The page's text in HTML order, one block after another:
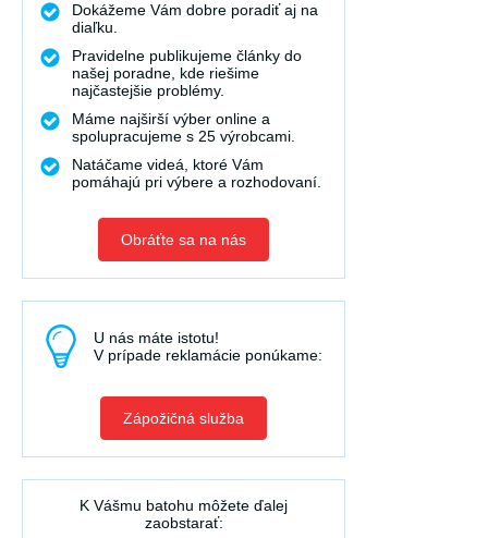
Dokážeme Vám dobre poradiť aj na
diaľku.
Pravidelne publikujeme články do
našej poradne, kde riešime
najčastejšie problémy.
Máme najširší výber online a
spolupracujeme s 25 výrobcami.
Natáčame videá, ktoré Vám
pomáhajú pri výbere a rozhodovaní.
Obráťte sa na nás
U nás máte istotu!
V prípade reklamácie ponúkame:
Zápožičná služba
K Vášmu batohu môžete ďalej
zaobstarať: